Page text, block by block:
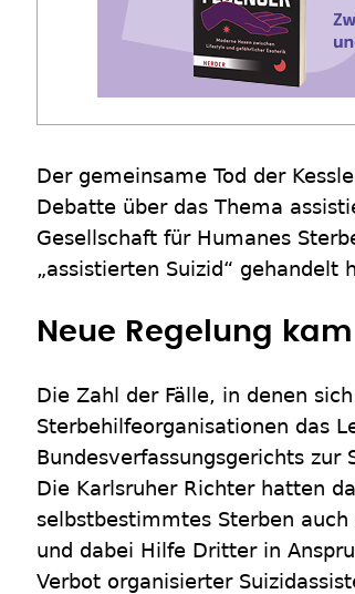
Der gemeinsame Tod der
Debatte über das Thema
Gesellschaft für Humanes
„assistierten Suizid“ gehandelt
Neue Regelung
Die Zahl der Fälle, in denen
Sterbehilfeorganisationen das
Bundesverfassungsgerichts zur
Die Karlsruher Richter hatten
selbstbestimmtes Sterben
und dabei Hilfe Dritter in
Verbot organisierter